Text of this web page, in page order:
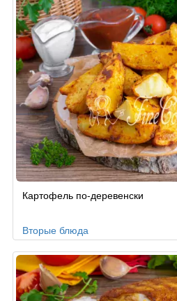
Картофель по-деревенски
Вторые блюда